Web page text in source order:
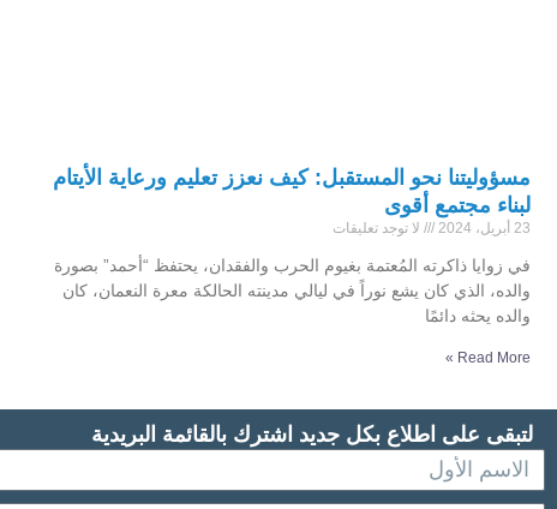
مسؤوليتنا نحو المستقبل: كيف نعزز تعليم ورعاية الأيتام
لبناء مجتمع أقوى
23 أبريل، 2024 لا توجد تعليقات
في زوايا ذاكرته المُعتمة بغيوم الحرب والفقدان، يحتفظ “أحمد” بصورة
والده، الذي كان يشع نوراً في ليالي مدينته الحالكة معرة النعمان، كان
والده يحثه دائمًا
Read More »
لتبقى على اطلاع بكل جديد اشترك بالقائمة البريدية
الاسم
الاول